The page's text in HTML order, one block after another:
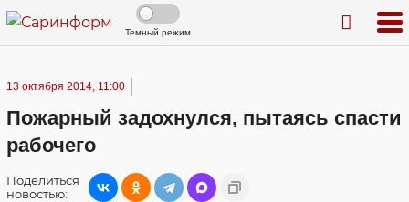
Темный режим
13 октября 2014, 11:00
Пожарный задохнулся, пытаясь спасти
рабочего
Поделиться
новостью: